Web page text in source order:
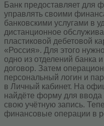
Банк предоставляет для
управлять своими
банковскими услугами в
дистанционное
пластиковой дебетовой
«Россия». Для этого
одно из отделений банка
договор. Затем
персональный логин и
в Личный кабинет. На
найдёте форму для ввода
свою учётную запись.
финансовые операции в